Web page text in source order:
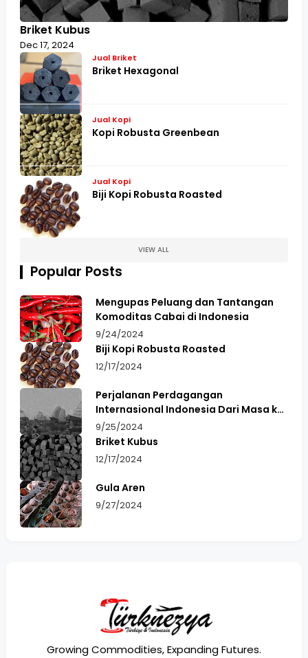
Briket Kubus
Dec 17, 2024
Jual Briket
Briket Hexagonal
Jual Kopi
Kopi Robusta Greenbean
Jual Kopi
Biji Kopi Robusta Roasted
VIEW ALL
Popular Posts
Mengupas Peluang dan Tantangan
Komoditas Cabai di Indonesia
9/24/2024
Biji Kopi Robusta Roasted
12/17/2024
Perjalanan Perdagangan
Internasional Indonesia Dari Masa ke
Masa
9/25/2024
Briket Kubus
12/17/2024
Gula Aren
9/27/2024
Growing Commodities, Expanding Futures.